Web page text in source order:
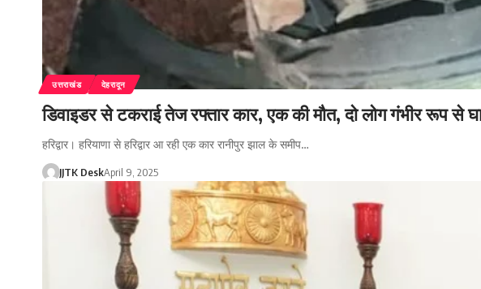
उत्तराखंड देहरादून
डिवाइडर से टकराई तेज रफ्तार कार, एक की मौत, दो लोग गंभीर रूप से
हरिद्वार। हरियाणा से हरिद्वार आ रही एक कार रानीपुर झाल के समीप…
JJTK DeskApril 9, 2025